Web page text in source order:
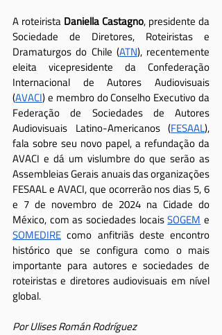
A roteirista Daniella Castagno, presidente da
Sociedade de Diretores, Roteiristas e
Dramaturgos do Chile (ATN), recentemente
eleita vicepresidente da Confederação
Internacional de Autores Audiovisuais
(AVACI) e membro do Conselho Executivo da
Federação de Sociedades de Autores
Audiovisuais Latino-Americanos (FESAAL),
fala sobre seu novo papel, a refundação da
AVACI e dá um vislumbre do que serão as
Assembleias Gerais anuais das organizações
FESAAL e AVACI, que ocorrerão nos dias 5, 6
e 7 de novembro de 2024 na Cidade do
México, com as sociedades locais SOGEM
SOMEDIRE como anfitriãs deste encontro
histórico que se configura como o mais
importante para autores e sociedades de
roteiristas e diretores audiovisuais em nível
global.
Por Ulises Román Rodríguez